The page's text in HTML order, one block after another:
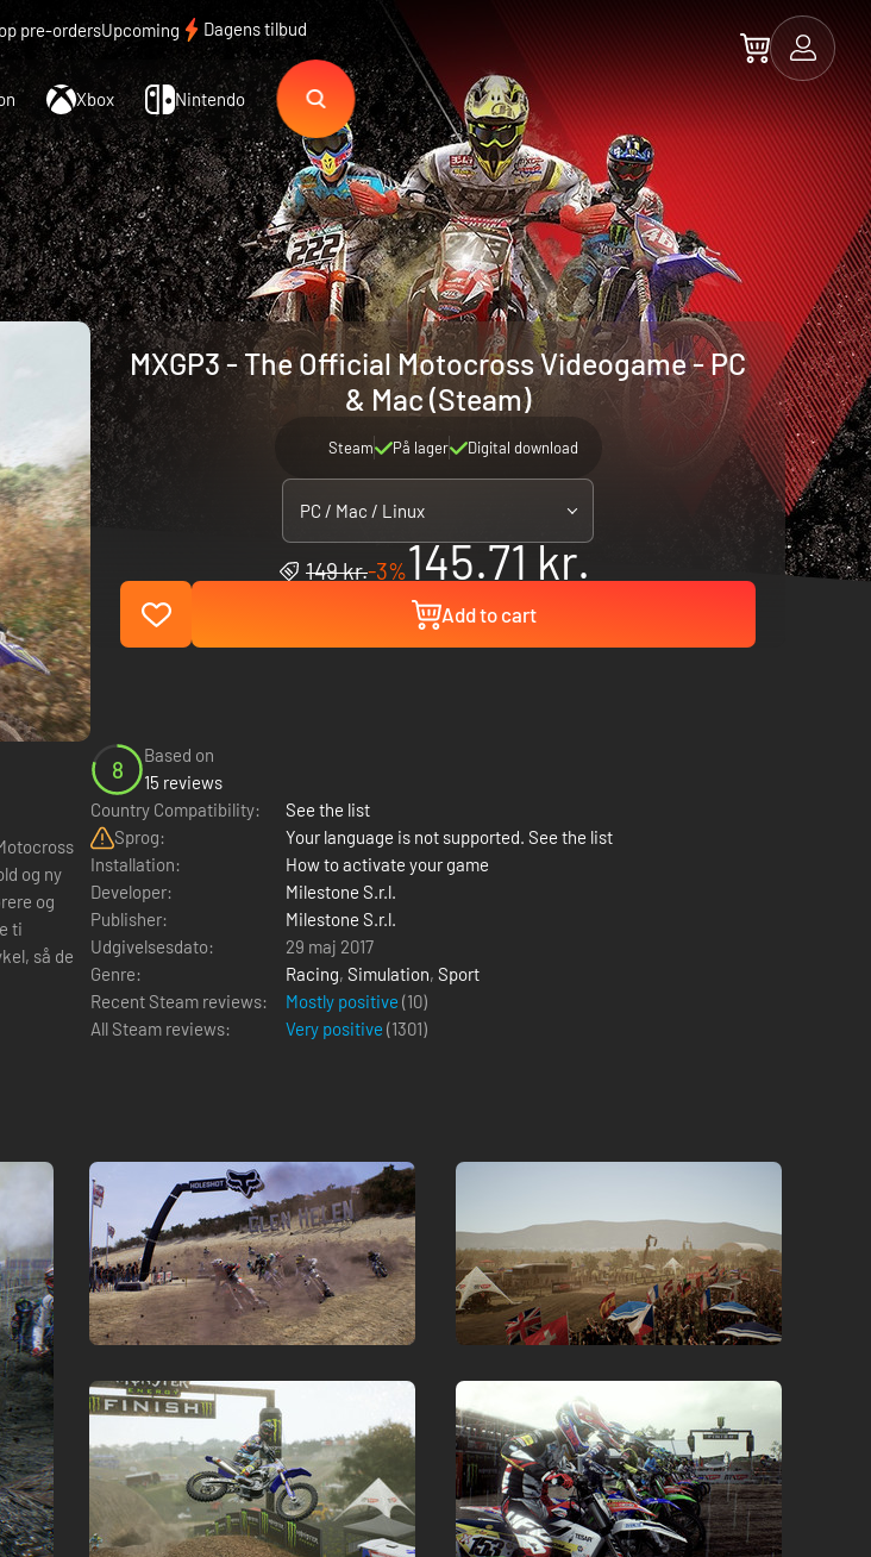
pre-ordersUpcoming Dagens tilbud
Xbox Nintendo
MXGP3 - The Official Motocross Videogame - PC
& Mac (Steam)
Steam På lager Digital download
PC / Mac / Linux
149 kr.-3%145.71 kr.
Add to cart
og ny
og
ti
så de
8
Based on
15 reviews
Country Compatibility:
See the list
Sprog:
Your language is not supported. See the list
Installation:
How to activate your game
Developer:
Milestone S.r.l.
Publisher:
Milestone S.r.l.
Udgivelsesdato:
29 maj 2017
Genre:
Racing, Simulation, Sport
Recent Steam reviews:
Mostly positive (10)
All Steam reviews:
Very positive (1301)